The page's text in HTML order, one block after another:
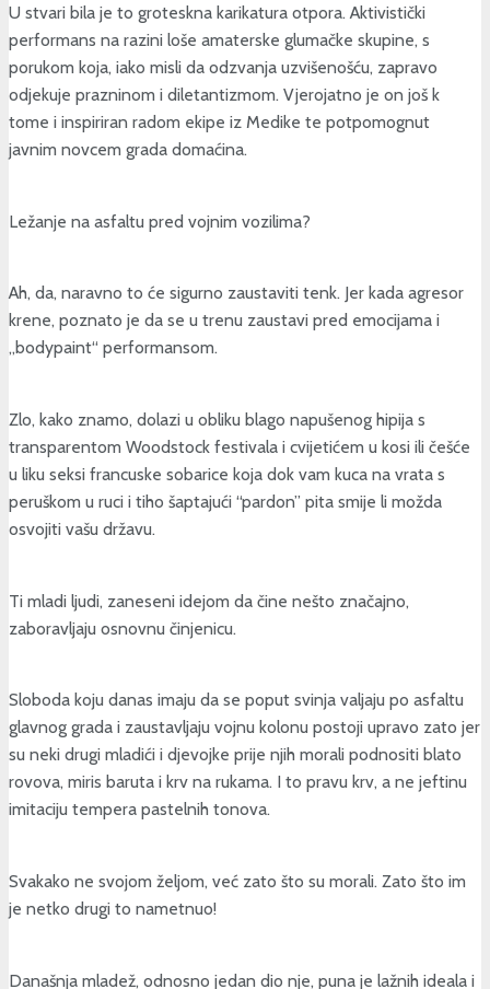
U stvari bila je to groteskna karikatura otpora. Aktivistički
performans na razini loše amaterske glumačke skupine, s
porukom koja, iako misli da odzvanja uzvišenošću, zapravo
odjekuje prazninom i diletantizmom. Vjerojatno je on još k
tome i inspiriran radom ekipe iz Medike te potpomognut
javnim novcem grada domaćina.
Ležanje na asfaltu pred vojnim vozilima?
Ah, da, naravno to će sigurno zaustaviti tenk. Jer kada agresor
krene, poznato je da se u trenu zaustavi pred emocijama i
„bodypaint“ performansom.
Zlo, kako znamo, dolazi u obliku blago napušenog hipija s
transparentom Woodstock festivala i cvijetićem u kosi ili češće
u liku seksi francuske sobarice koja dok vam kuca na vrata s
peruškom u ruci i tiho šaptajući “pardon” pita smije li možda
osvojiti vašu državu.
Ti mladi ljudi, zaneseni idejom da čine nešto značajno,
zaboravljaju osnovnu činjenicu.
Sloboda koju danas imaju da se poput svinja valjaju po asfaltu
glavnog grada i zaustavljaju vojnu kolonu postoji upravo zato jer
su neki drugi mladići i djevojke prije njih morali podnositi blato
rovova, miris baruta i krv na rukama. I to pravu krv, a ne jeftinu
imitaciju tempera pastelnih tonova.
Svakako ne svojom željom, već zato što su morali. Zato što im
je netko drugi to nametnuo!
Današnja mladež, odnosno jedan dio nje, puna je lažnih ideala i